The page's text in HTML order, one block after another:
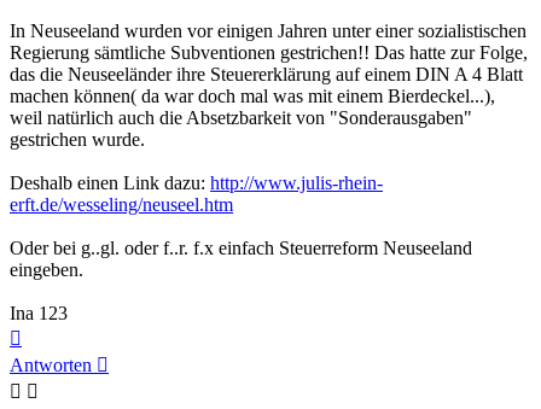
In Neuseeland wurden vor einigen Jahren unter einer sozialistischen
Regierung sämtliche Subventionen gestrichen!! Das hatte zur Folge,
das die Neuseeländer ihre Steuererklärung auf einem DIN A 4 Blatt
machen können( da war doch mal was mit einem Bierdeckel...),
weil natürlich auch die Absetzbarkeit von "Sonderausgaben"
gestrichen wurde.
Deshalb einen Link dazu: http://www.julis-rhein-
erft.de/wesseling/neuseel.htm
Oder bei g..gl. oder f..r. f.x einfach Steuerreform Neuseeland
eingeben.
Ina 123
oben
Antworten